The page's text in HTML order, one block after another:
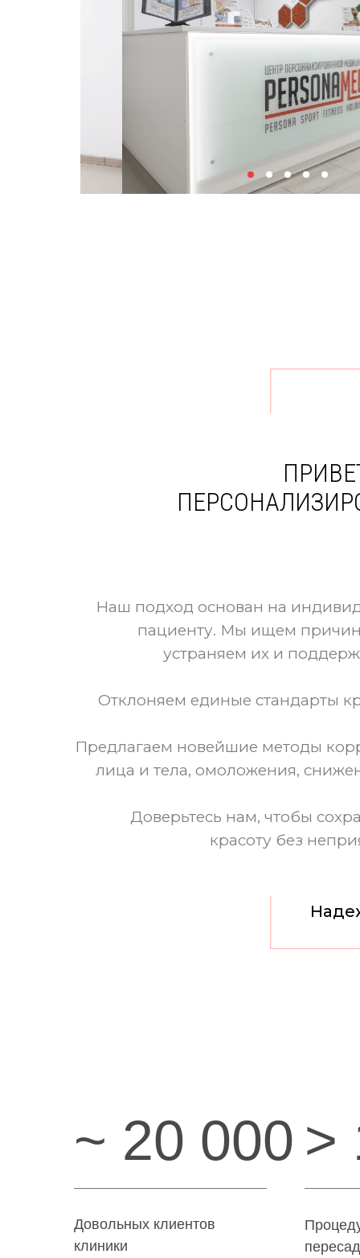
Наш подход основан на
пациенту. Мы ищем
устраняем их и
Отклоняем единые стандарты
Предлагаем новейшие методы
лица и тела, омоложения,
Доверьтесь нам, чтобы
красоту без
~ 20 000
Довольных клиентов
клиники
>